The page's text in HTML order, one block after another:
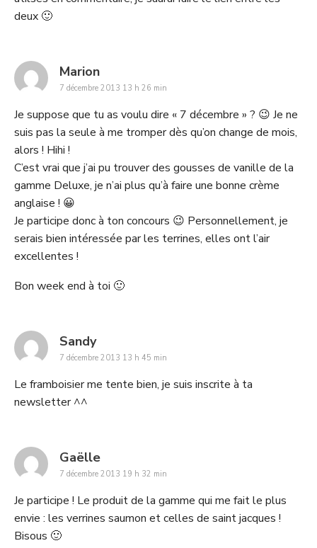
deux 🙂
Marionsays:
7 décembre 2013 13 h 26 min
Je suppose que tu as voulu dire « 7 décembre » ? 😉 Je ne
suis pas la seule à me tromper dès qu’on change de mois,
alors ! Hihi !
C’est vrai que j’ai pu trouver des gousses de vanille de la
gamme Deluxe, je n’ai plus qu’à faire une bonne crème
anglaise ! 😀
Je participe donc à ton concours 😉 Personnellement, je
serais bien intéressée par les terrines, elles ont l’air
excellentes !
Bon week end à toi 🙂
Sandysays:
7 décembre 2013 13 h 45 min
Le framboisier me tente bien, je suis inscrite à ta
newsletter ^^
Gaëllesays:
7 décembre 2013 19 h 32 min
Je participe ! Le produit de la gamme qui me fait le plus
envie : les verrines saumon et celles de saint jacques !
Bisous 🙂